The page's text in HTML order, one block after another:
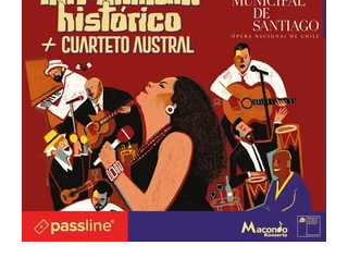
inspirado en el concepto de un museo de
Hollywood, que promete transportar a sus
visitantes a distintos